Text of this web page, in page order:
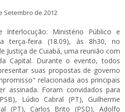
Setembro de 2012
Interlocução: Ministério Público e
terça-feira (18.09), às 8h30, no
Justiça de Cuiabá, uma reunião com
Capital. Durante o evento, todos
suas propostas de governo
relacionada aos principais
assinada. Foram convidados para
Lúdio Cabral (PT), Guilherme
(PT), Carlos Brito (PSD), Adolfo